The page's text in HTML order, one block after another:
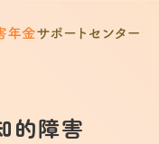
的障害